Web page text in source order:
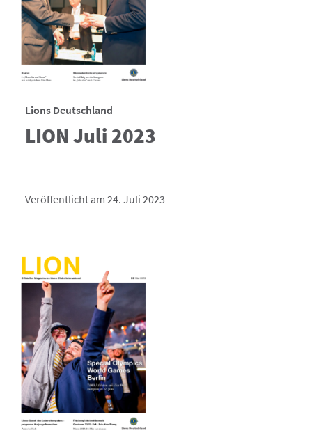
Lions Deutschland
LION Juli 2023
Veröffentlicht am 24. Juli 2023